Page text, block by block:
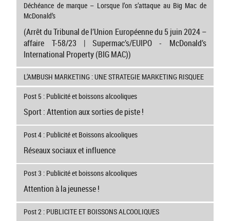
Déchéance de marque – Lorsque l’on s’attaque au Big Mac de
McDonald’s
(Arrêt du Tribunal de l’Union Européenne du 5 juin 2024 –
affaire T-58/23 | Supermac’s/EUIPO - McDonald’s
International Property (BIG MAC))
L’AMBUSH MARKETING : UNE STRATEGIE MARKETING RISQUEE
Post 5 : Publicité et boissons alcooliques
Sport : Attention aux sorties de piste !
Post 4 : Publicité et Boissons alcooliques
Réseaux sociaux et influence
Post 3 : Publicité et boissons alcooliques
Attention à la jeunesse !
Post 2 : PUBLICITE ET BOISSONS ALCOOLIQUES